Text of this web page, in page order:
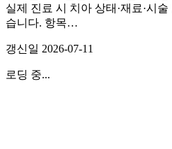
실제 진료 시 치아 상태·재료·시
습니다. 항목…
갱신일 2026-07-11
로딩 중...